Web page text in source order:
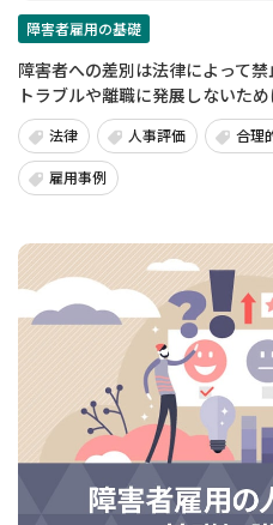
障害者雇用の基礎
障害者への差別は法律によって
トラブルや離職に発展しないた
法律 人事評価 合理
雇用事例